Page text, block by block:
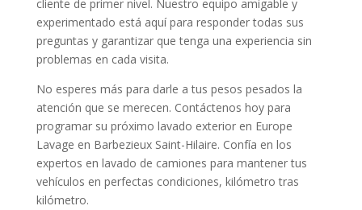
cliente de primer nivel. Nuestro equipo amigable y
experimentado está aquí para responder todas sus
preguntas y garantizar que tenga una experiencia sin
problemas en cada visita.
No esperes más para darle a tus pesos pesados ​​la
atención que se merecen. Contáctenos hoy para
programar su próximo lavado exterior en Europe
Lavage en Barbezieux Saint-Hilaire. Confía en los
expertos en lavado de camiones para mantener tus
vehículos en perfectas condiciones, kilómetro tras
kilómetro.